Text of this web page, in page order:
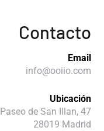
Contacto
Email
info@ooiio.com
Ubicación
Paseo de San Illan, 47
28019 Madrid